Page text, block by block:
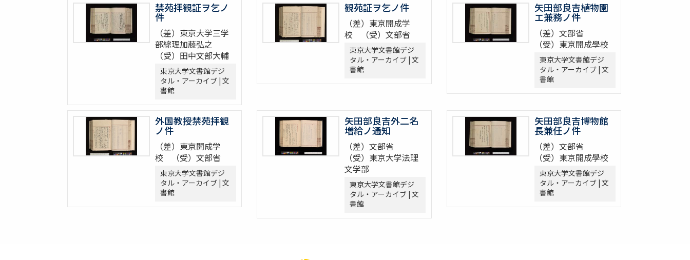
禁苑拝観証ヲ乞ノ
件
（差）東京大学三学
部綜理加藤弘之
（受）田中文部大輔
東京大学文書館デジ
タル・アーカイブ | 文
書館
観苑証ヲ乞ノ件
（差）東京開成学
校 （受）文部省
東京大学文書館デジ
タル・アーカイブ | 文
書館
矢田部良吉植物園
エ兼務ノ件
（差）文部省
（受）東京開成學校
東京大学文書館デジ
タル・アーカイブ | 文
書館
外国教授禁苑拝観
ノ件
（差）東京開成学
校 （受）文部省
東京大学文書館デジ
タル・アーカイブ | 文
書館
矢田部良吉外二名
増給ノ通知
（差）文部省
（受）東京大学法理
文学部
東京大学文書館デジ
タル・アーカイブ | 文
書館
矢田部良吉博物館
長兼任ノ件
（差）文部省
（受）東京開成學校
東京大学文書館デジ
タル・アーカイブ | 文
書館